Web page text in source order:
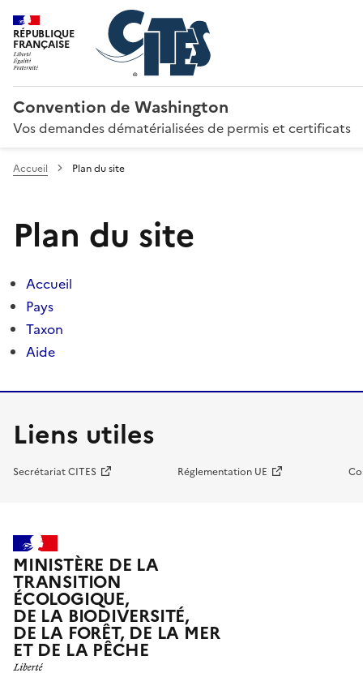
RÉPUBLIQUE
FRANÇAISE
Convention de Washington
Vos demandes dématérialisées de permis et certificats
Accueil Plan du site
Plan du site
Accueil
Pays
Taxon
Aide
Liens utiles
Secrétariat CITES Réglementation UE
MINISTÈRE DE LA
TRANSITION
ÉCOLOGIQUE,
DE LA BIODIVERSITÉ,
DE LA FORÊT, DE LA MER
ET DE LA PÊCHE